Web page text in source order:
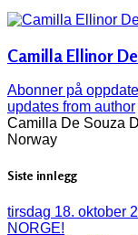
Camilla Ellinor
Abonner på
updates from author
Camilla De Souza
Norway
Siste innlegg
tirsdag 18. oktober
NORGE!